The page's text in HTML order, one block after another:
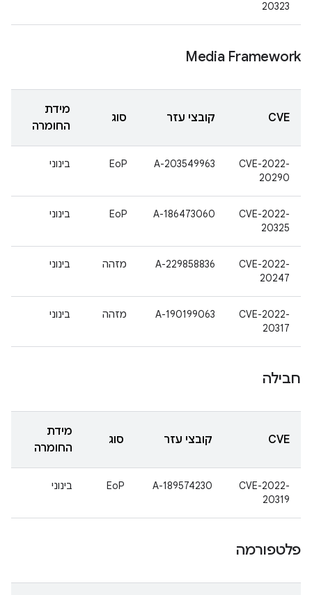
20323
Media Framework
CVE קובצי עזר סוג
מידת
החומרה
CVE-2022-
20290
A-203549963
EoP בינוני
CVE-2022-
20325
A-186473060
EoP בינוני
CVE-2022-
20247
A-229858836 מזהה בינוני
CVE-2022-
20317
A-190199063 מזהה בינוני
חבילה
CVE קובצי עזר סוג
מידת
החומרה
CVE-2022-
20319
A-189574230
EoP בינוני
פלטפורמה